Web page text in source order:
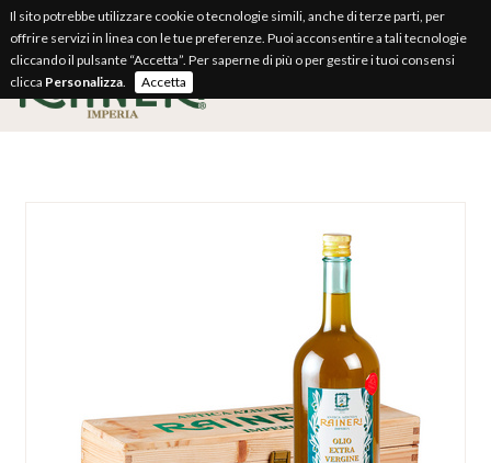
Il sito potrebbe utilizzare cookie o tecnologie simili, anche di terze parti, per
offrire servizi in linea con le tue preferenze. Puoi acconsentire a tali tecnologie
cliccando il pulsante “Accetta”. Per saperne di più o per gestire i tuoi consensi
clicca Personalizza. Accetta